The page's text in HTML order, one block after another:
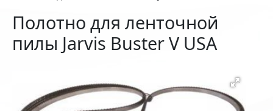
Полотно для ленточной
пилы Jarvis Buster V USA